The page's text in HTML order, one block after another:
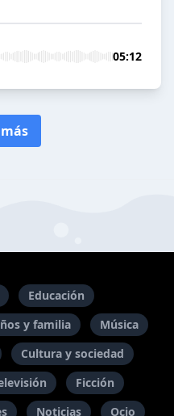
05:12
Educación
y familia
Música
Cultura y sociedad
Ficción
Noticias Ocio